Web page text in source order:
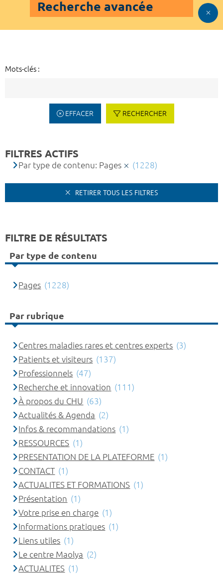
Recherche avancée
Mots-clés :
EFFACER RECHERCHER
FILTRES ACTIFS
Par type de contenu: Pages (1228)
RETIRER TOUS LES FILTRES
FILTRE DE RÉSULTATS
Par type de contenu
Pages (1228)
Par rubrique
Centres maladies rares et centres experts (3)
Patients et visiteurs (137)
Professionnels (47)
Recherche et innovation (111)
À propos du CHU (63)
Actualités & Agenda (2)
Infos & recommandations (1)
RESSOURCES (1)
PRESENTATION DE LA PLATEFORME (1)
CONTACT (1)
ACTUALITES ET FORMATIONS (1)
Présentation (1)
Votre prise en charge (1)
Informations pratiques (1)
Liens utiles (1)
Le centre Maolya (2)
ACTUALITES (1)